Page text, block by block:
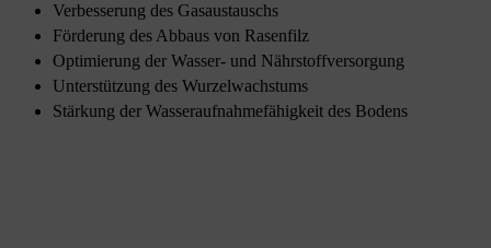
Verbesserung des Gasaustauschs
Förderung des Abbaus von Rasenfilz
Optimierung der Wasser- und Nährstoffversorgung
Unterstützung des Wurzelwachstums
Stärkung der Wasseraufnahmefähigkeit des Bodens